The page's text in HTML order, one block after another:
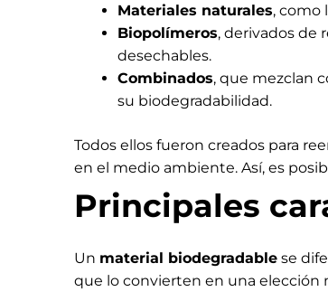
Materiales naturales, como
Biopolímeros, derivados de
desechables.
Combinados, que mezclan
su biodegradabilidad.
Todos ellos fueron creados para
en el medio ambiente. Así, es
Principales
Un material biodegradable se
que lo convierten en una elección